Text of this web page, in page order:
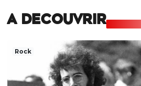
A DECOUVRIR
Rock